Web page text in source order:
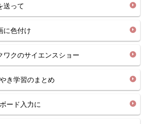
って
色付け
クのサイエンスショー
き学習のまとめ
ード入力に